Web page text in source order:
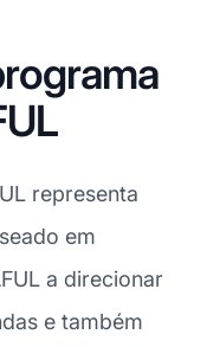
representa
em
a direcionar
e também